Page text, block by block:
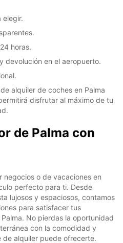
elegir.
horas.
devolución en el aeropuerto.
alquiler de coches en Palma
disfrutar al máximo de tu
de Palma con
negocios o de vacaciones en
perfecto para ti. Desde
lujosos y espaciosos, contamos
para satisfacer tus
No pierdas la oportunidad
con la comodidad y
alquiler puede ofrecerte.